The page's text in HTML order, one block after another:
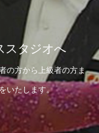
タジオへ
の方から上級者の方ま
いたします。